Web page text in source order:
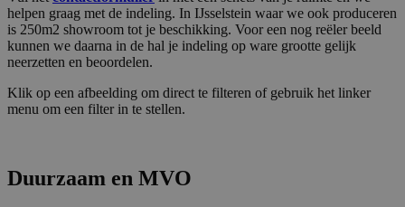
helpen graag met de indeling. In IJsselstein waar we ook produceren
is 250m2 showroom tot je beschikking. Voor een nog reëler beeld
kunnen we daarna in de hal je indeling op ware grootte gelijk
neerzetten en beoordelen.
Klik op een afbeelding om direct te filteren of gebruik het linker
menu om een filter in te stellen.
Duurzaam en MVO